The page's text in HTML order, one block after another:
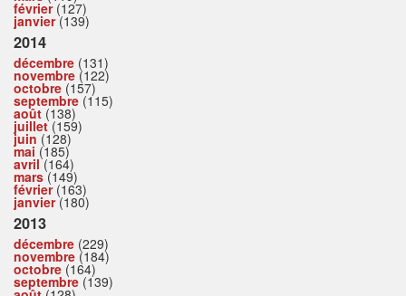
février(127)
janvier(139)
2014
décembre (131)
novembre (122)
octobre (157)
septembre (115)
août (138)
juillet(159)
juin (128)
mai (185)
avril(164)
mars(149)
février(163)
janvier(180)
2013
décembre (229)
novembre (184)
octobre (164)
septembre (139)